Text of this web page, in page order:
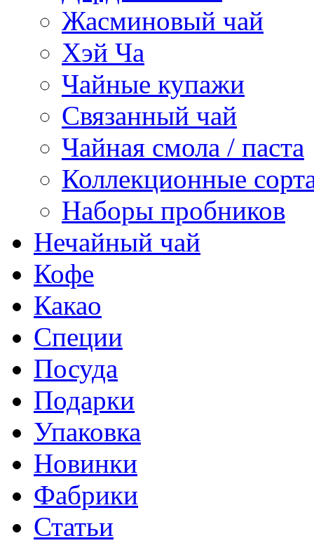
Жасминовый чай
Хэй Ча
Чайные купажи
Связанный чай
Чайная смола / паста
Коллекционные
Наборы пробников
Нечайный чай
Кофе
Какао
Специи
Посуда
Подарки
Упаковка
Новинки
Фабрики
Статьи